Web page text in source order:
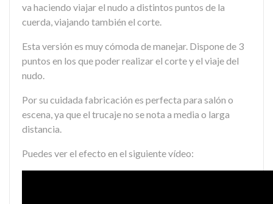
va haciendo viajar el nudo a distintos puntos de la
cuerda, viajando también el corte.
Esta versión es muy cómoda de manejar. Dispone de 3
puntos en los que poder realizar el corte y el viaje del
nudo.
Por su cuidada fabricación es perfecta para salón o
escena, ya que el trucaje no se nota a media o larga
distancia.
Puedes ver el efecto en el siguiente vídeo: